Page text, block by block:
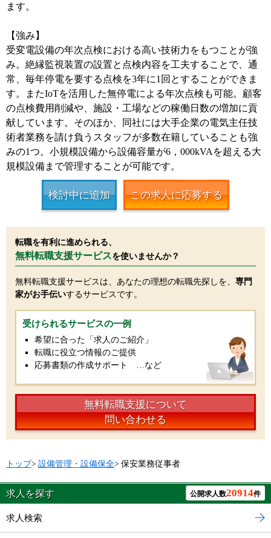
ます。
【強み】
受変電設備の年次点検における高い技術力をもつことが強
み。絶縁監視装置の設置と点検内容を工夫することで、通
常、毎年停電を要する点検を3年に1回とすることができま
す。またIoTを活用した無停電による年次点検も可能。顧客
の点検費用削減や、施設・工場などの稼働日数の増加に貢
献しています。そのほか、同社には大手企業の電気主任技
術者業務を請け負うスタッフが多数在籍していることも強
みの1つ。小規模設備から設備容量が6，000kVAを超える大
規模設備まで管理することが可能です。
検討中に追加 この求人に応募する
転職を有利に進められる、
無料転職支援サービスを使いませんか？
無料転職支援サービスは、あなたの理想の転職先探しを、 専門
家がお手伝いするサービスです。
受けられるサービスの一例
希望に合った「求人のご紹介」
転職に役立つ情報のご提供
応募書類の作成サポート …など
無料転職支援について
問い合わせる
トップ> 設備管理・設備保全> 保安業務従事者
求人を探す 公開求人数20914件
求人検索